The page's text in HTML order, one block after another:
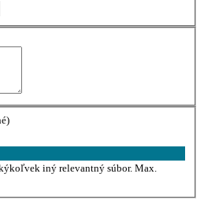
iný relevantný súbor. Max.